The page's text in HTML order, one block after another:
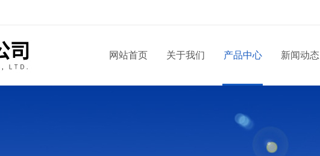
网站首页 关于我们 产品中心 新闻动态